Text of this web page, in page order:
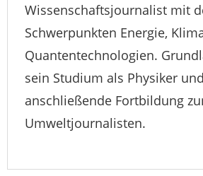
Wissenschaftsjournalist mit
Schwerpunkten Energie,
Quantentechnologien.
sein Studium als Physiker
anschließende Fortbildung
Umweltjournalisten.